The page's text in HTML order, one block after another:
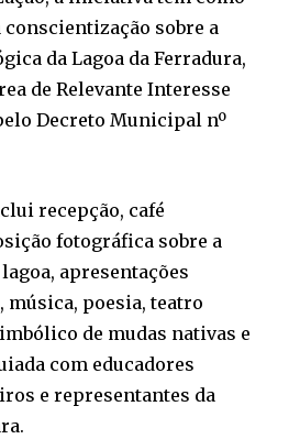
sobre a
da Lagoa da Ferradura,
de Relevante Interesse
Decreto Municipal nº
recepção, café
fotográfica sobre a
apresentações
poesia, teatro
de mudas nativas e
com educadores
e representantes da